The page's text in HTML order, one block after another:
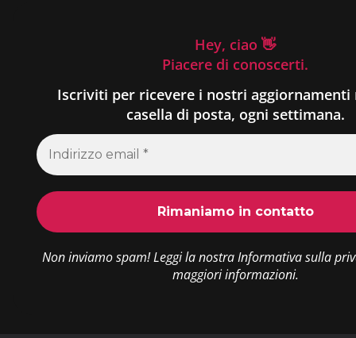
Hey, ciao 👋
Piacere di conoscerti.
Iscriviti per ricevere i nostri aggiornamenti
casella di posta, ogni settimana.
Non inviamo spam! Leggi la nostraInformativa sulla
maggiori informazioni.